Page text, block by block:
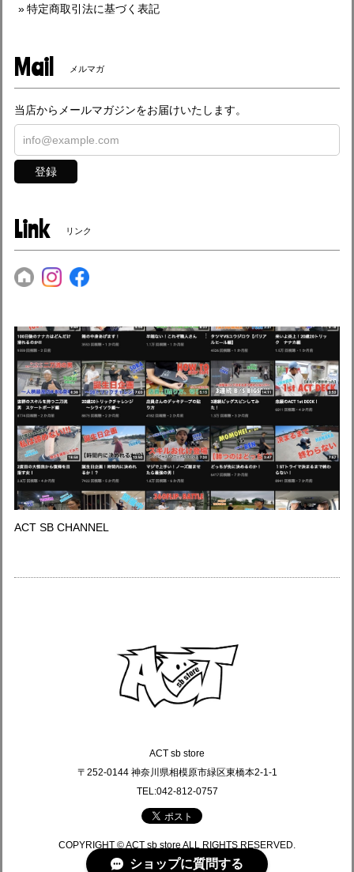
特定商取引法に基づく表記
Mail メルマガ
当店からメールマガジンをお届けいたします。
登録
Link リンク
ACT SB CHANNEL
ACT sb store
〒252-0144 神奈川県相模原市緑区東橋本2-1-1
TEL:042-812-0757
COPYRIGHT © ACT sb store ALL RIGHTS RESERVED.
ショップに質問する